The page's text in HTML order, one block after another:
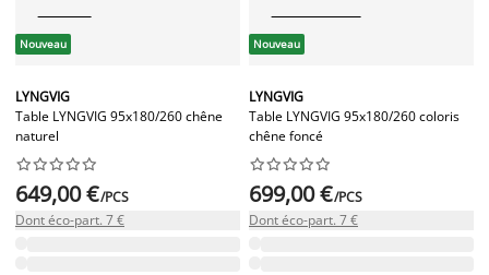
Nouveau
LYNGVIG
Table LYNGVIG 95x180/260 chêne
naturel






649,00 €/PCS
Dont éco-part. 7 €
Nouveau
LYNGVIG
Table LYNGVIG 95x180/260 coloris
chêne foncé






699,00 €/PCS
Dont éco-part. 7 €